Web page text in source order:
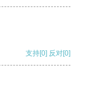
支持[0] 反对[0]